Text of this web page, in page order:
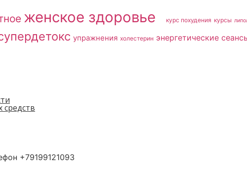
женское здоровье​ курс похудения курсы
упражнения холестерин энергетические
+79199121093